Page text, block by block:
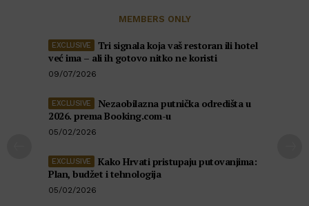
MEMBERS ONLY
Tri signala koja vaš restoran ili hotel
već ima – ali ih gotovo nitko ne koristi
09/07/2026
Nezaobilazna putnička odredišta u
2026. prema Booking.com-u
05/02/2026
Kako Hrvati pristupaju putovanjima:
Plan, budžet i tehnologija
05/02/2026